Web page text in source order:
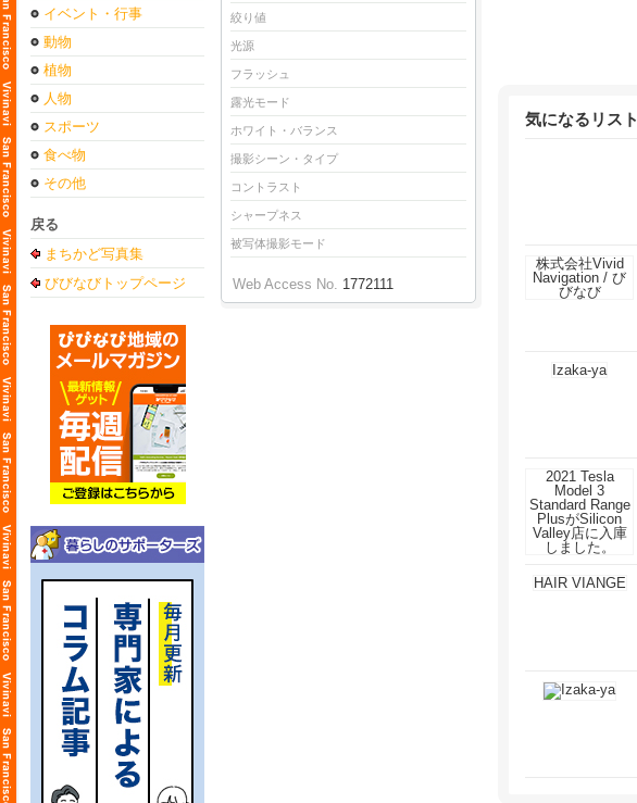
イベント・行事
動物
植物
人物
スポーツ
食べ物
その他
戻る
まちかど写真集
びびなびトップページ
絞り値
光源
フラッシュ
露光モード
ホワイト・バランス
撮影シーン・タイプ
コントラスト
シャープネス
被写体撮影モード
Web Access No. 1772111
気になるリスト